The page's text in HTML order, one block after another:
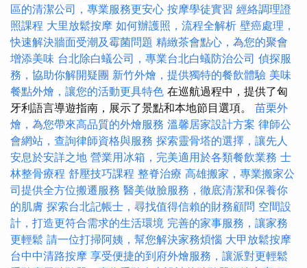
區的清潔公司，專業服務更安心 按摩學徒實習 經絡調理證
照課程 大里放鬆按摩 如何辦護照，流程全解析 壁癌處理，
快速解決牆面受潮及霉菌問題 精緻茶會點心，為您的聚會
增添美味 台北除白蟻公司，專業台北白蟻防治公司 偵探服
務，協助你解開疑團 新竹外燴，提供獨特的餐飲體驗 美味
餐點外燴，讓您的活動更具特色 在巡航過程中，提供了匈
牙利語言導遊指南，展示了景點和本地節目選項。 苗栗外
燴，為您帶來高品質的外燴服務 溫馨居家設計方案 律師公
會網站，查詢律師資格與服務 探索靈骨塔的選擇，讓先人
安息於安詳之地 營業用冰箱，完美適用於各類餐飲業務 士
林整骨療程 舒壓技巧課程 整脊治療 高雄搬家，專業搬家公
司提供全方位搬遷服務 醫美做臉服務，徹底清潔和保養你
的肌膚 探索台北記帳士，尋找值得信賴的財務顧問 空間設
計，打造更符合需求的生活環境 完善的家事服務，讓家務
更輕鬆 請一位打掃阿姨，幫您解決家務煩惱 大甲放鬆按摩
台中中清路按摩 享受便捷的到府外燴服務，讓派對更輕鬆